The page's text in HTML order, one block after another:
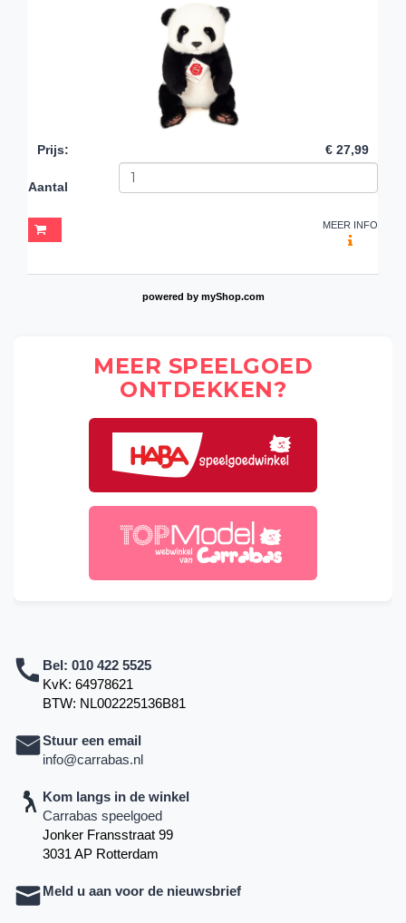
Prijs: € 27,99
Aantal
MEER INFO
powered by myShop.com
MEER SPEELGOED
ONTDEKKEN?
Bel: 010 422 5525
KvK: 64978621
BTW: NL002225136B81
Stuur een email
info@carrabas.nl
Kom langs in de winkel
Carrabas speelgoed
Jonker Fransstraat 99
3031 AP Rotterdam
Meld u aan voor de nieuwsbrief